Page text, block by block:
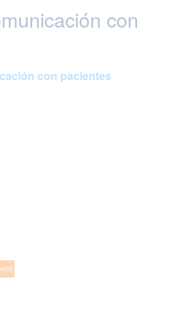
con
con pacientes